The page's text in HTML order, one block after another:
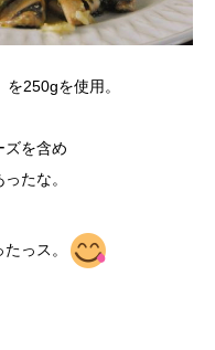
250gを使用。
ズを含め
たな。
っス。